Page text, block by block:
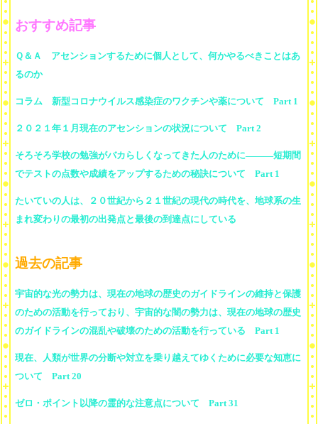
おすすめ記事
Ｑ＆Ａ アセンションするために個人として、何かやるべきことはあ
るのか
コラム 新型コロナウイルス感染症のワクチンや薬について Part 1
２０２１年１月現在のアセンションの状況について Part 2
そろそろ学校の勉強がバカらしくなってきた人のために―――短期間
でテストの点数や成績をアップするための秘訣について Part 1
たいていの人は、２０世紀から２１世紀の現代の時代を、地球系の生
まれ変わりの最初の出発点と最後の到達点にしている
過去の記事
宇宙的な光の勢力は、現在の地球の歴史のガイドラインの維持と保護
のための活動を行っており、宇宙的な闇の勢力は、現在の地球の歴史
のガイドラインの混乱や破壊のための活動を行っている Part 1
現在、人類が世界の分断や対立を乗り越えてゆくために必要な知恵に
ついて Part 20
ゼロ・ポイント以降の霊的な注意点について Part 31